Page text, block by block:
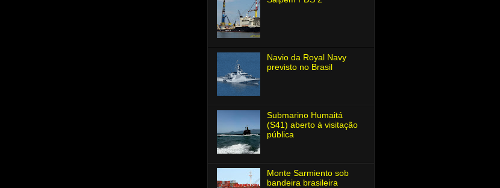
Navio da Royal Navy
previsto no Brasil
Submarino Humaitá
(S41) aberto à visitação
pública
Monte Sarmiento sob
bandeira brasileira